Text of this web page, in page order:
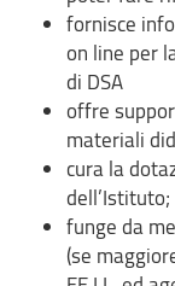
fornisce
on line per
di DSA
offre
materiali
cura la
dell’Istituto;
funge da
(se